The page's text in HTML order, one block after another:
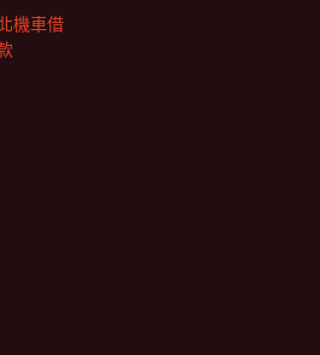
機車借